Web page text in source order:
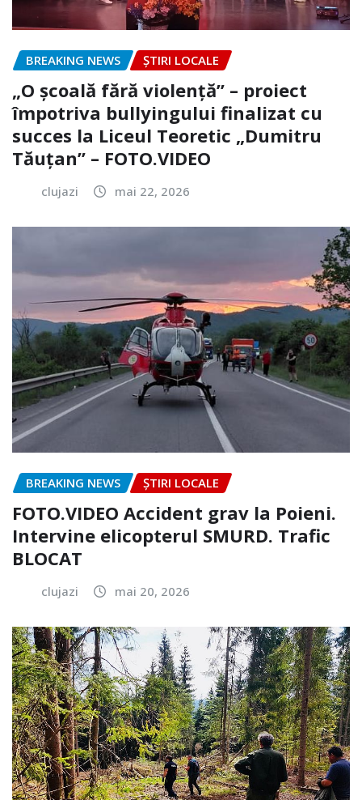
BREAKING NEWS ȘTIRI LOCALE
„O școală fără violență” – proiect
împotriva bullyingului finalizat cu
succes la Liceul Teoretic „Dumitru
Tăuțan” – FOTO.VIDEO
clujazi mai 22, 2026
BREAKING NEWS ȘTIRI LOCALE
FOTO.VIDEO Accident grav la Poieni.
Intervine elicopterul SMURD. Trafic
BLOCAT
clujazi mai 20, 2026